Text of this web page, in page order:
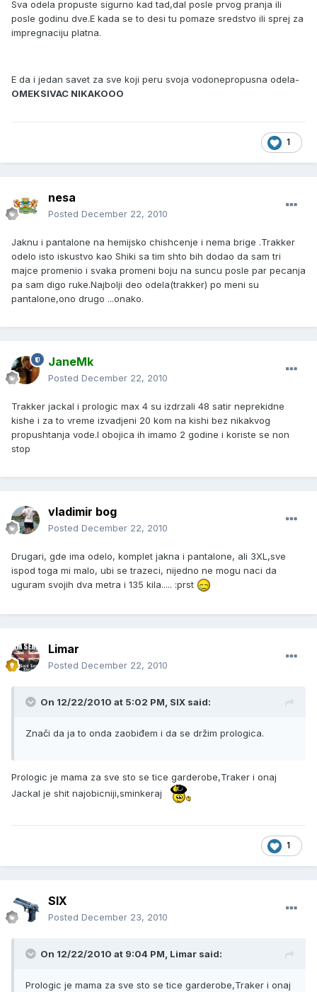
Sva odela propuste sigurno kad tad,dal posle prvog pranja ili
posle godinu dve.E kada se to desi tu pomaze sredstvo ili sprej za
impregnaciju platna.
E da i jedan savet za sve koji peru svoja vodonepropusna odela-
OMEKSIVAC NIKAKOOO
1
nesa
Posted December 22, 2010
Jaknu i pantalone na hemijsko chishcenje i nema brige .Trakker
odelo isto iskustvo kao Shiki sa tim shto bih dodao da sam tri
majce promenio i svaka promeni boju na suncu posle par pecanja
pa sam digo ruke.Najbolji deo odela(trakker) po meni su
pantalone,ono drugo ...onako.
JaneMk
Posted December 22, 2010
Trakker jackal i prologic max 4 su izdrzali 48 satir neprekidne
kishe i za to vreme izvadjeni 20 kom na kishi bez nikakvog
propushtanja vode.I obojica ih imamo 2 godine i koriste se non
stop
vladimir bog
Posted December 22, 2010
Drugari, gde ima odelo, komplet jakna i pantalone, ali 3XL,sve
ispod toga mi malo, ubi se trazeci, nijedno ne mogu naci da
uguram svojih dva metra i 135 kila..... :prst
Limar
Posted December 22, 2010
On 12/22/2010 at 5:02 PM, SIX said:
Znači da ja to onda zaobiđem i da se držim prologica.
Prologic je mama za sve sto se tice garderobe,Traker i onaj
Jackal je shit najobicniji,sminkeraj
1
SIX
Posted December 23, 2010
On 12/22/2010 at 9:04 PM, Limar said:
Prologic je mama za sve sto se tice garderobe,Traker i onaj